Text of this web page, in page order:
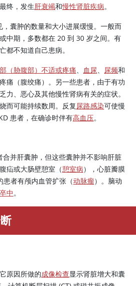
终，发生肝衰竭和慢性肾脏疾病。
，囊肿的数量和大小进展缓慢。一般而
中期，多数都在 20 到 30 岁之间。有
都不知道自己患病。
（胁腹部）不适或疼痛、 血尿、 尿频和
痛（腹绞痛）。另一些患者，由于有功
力、恶心及其他慢性肾病有关的症状。
而可能持续数周。反复尿路感染可使慢
患者，在确诊时伴有高血压。
合并肝囊肿，但这些囊肿并不影响肝脏
疝或大肠壁憩室（憩室病），心脏瓣膜
者有颅内血管扩张（动脉瘤）。脑动
卒中。
原因所做的成像检查显示肾脏增大和囊